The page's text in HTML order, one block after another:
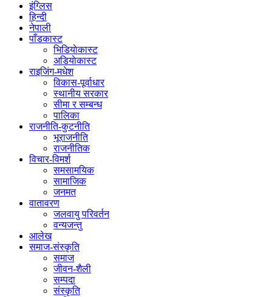
इंग्लिस
हिन्दी
नेपाली
पाँडकास्ट
भिडियाेकास्ट
अडियाेकास्ट
राइजिंग-मधेश
विकास-पूर्वाधार
स्थानीय सरकार
सीमा र सम्बन्ध
पालिका
राजनीति-कुटनीति
भूराजनीति
राजनीतिक
विचार-विमर्श
समसामयिक
सामाजिक
जनमत
वातावरण
जलवायु परिवर्तन
वन्यजन्तु
आलेख
समाज-संस्कृति
समाज
जीवन-शैली
सम्पदा
संस्कृति